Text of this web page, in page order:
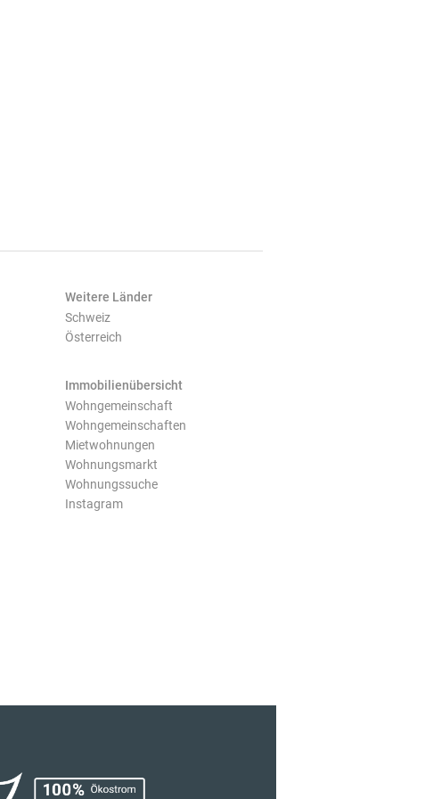
Weitere Länder
Schweiz
Österreich
Immobilienübersicht
Wohngemeinschaft
Wohngemeinschaften
Mietwohnungen
Wohnungsmarkt
Wohnungssuche
Instagram